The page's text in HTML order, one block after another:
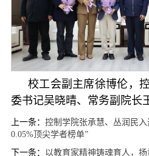
校工会副主席徐博伦，
委书记吴晓晴、常务副院长
上一条： 控制学院张承慧、丛润民入
0.05%顶尖学者榜单”
下一条：
以教育家精神铸魂育人，